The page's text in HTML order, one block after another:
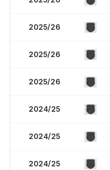
2025/26
2025/26
2025/26
2024/25
2024/25
2024/25